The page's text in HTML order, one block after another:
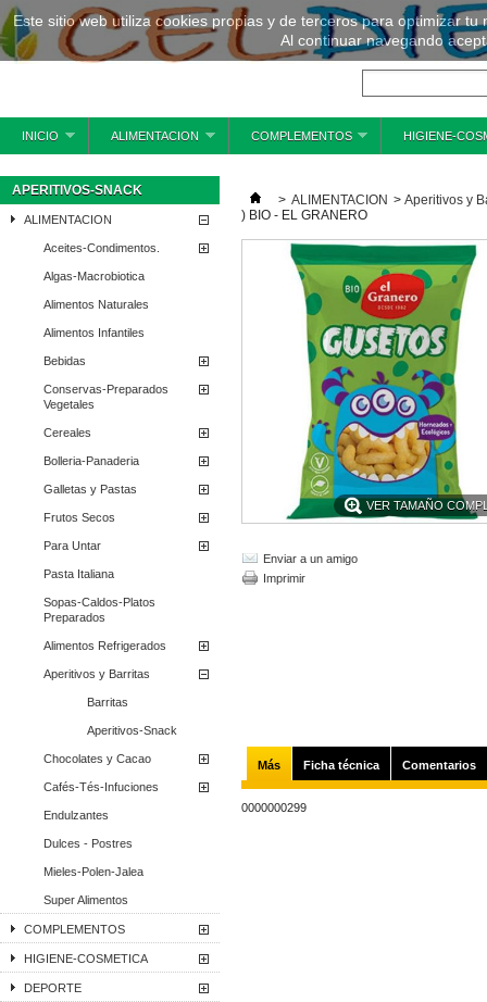
INICIO ALIMENTACION COMPLEMENTOS HIGIENE-
APERITIVOS-SNACK
ALIMENTACION
Aceites-Condimentos.
Algas-Macrobiotica
Alimentos Naturales
Alimentos Infantiles
Bebidas
Conservas-Preparados
Vegetales
Cereales
Bolleria-Panaderia
Galletas y Pastas
Frutos Secos
Para Untar
Pasta Italiana
Sopas-Caldos-Platos
Preparados
Alimentos Refrigerados
Aperitivos y Barritas
Barritas
Aperitivos-Snack
Chocolates y Cacao
Cafés-Tés-Infuciones
Endulzantes
Dulces - Postres
Mieles-Polen-Jalea
Super Alimentos
COMPLEMENTOS
HIGIENE-COSMETICA
DEPORTE
> ALIMENTACION > Aperitivos y
) BIO - EL GRANERO
VER TAMAÑO
Enviar a un amigo
Imprimir
Más Ficha técnica Comentarios
0000000299
Este sitio web utiliza cookies propias y de terceros para optimizar
Al continuar navegando